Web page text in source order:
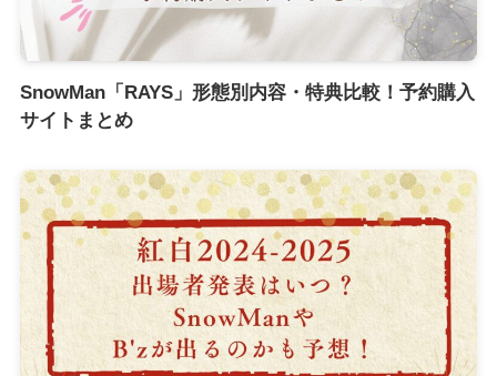
SnowMan「RAYS」形態別内容・特典比較！予約購入
サイトまとめ